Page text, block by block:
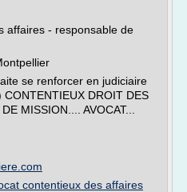
affaires - responsable de
se renforcer en judiciaire
DROIT DES
MISSION.... AVOCAT...
contentieux des affaires